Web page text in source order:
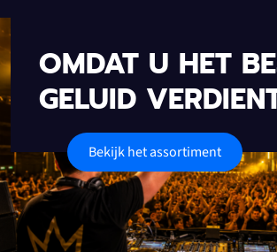
OMDAT U HET
GELUID
Bekijk het assortiment